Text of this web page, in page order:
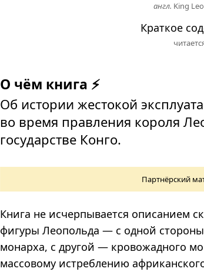
англ. King
Краткое
О чём книга ⚡
Об истории жестокой
во время правления короля
государстве Конго.
Партнёрский
Книга не исчерпывается описанием
фигуры Леопольда — с одной
монарха, с другой — кровожадного
массовому истреблению